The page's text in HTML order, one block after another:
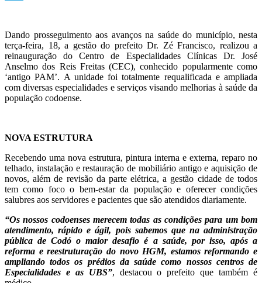
Dando prosseguimento aos avanços na saúde do município, nesta
terça-feira, 18, a gestão do prefeito Dr. Zé Francisco, realizou a
reinauguração do Centro de Especialidades Clínicas Dr. José
Anselmo dos Reis Freitas (CEC), conhecido popularmente como
‘antigo PAM’. A unidade foi totalmente requalificada e ampliada
com diversas especialidades e serviços visando melhorias à saúde da
população codoense.
NOVA ESTRUTURA
Recebendo uma nova estrutura, pintura interna e externa, reparo no
telhado, instalação e restauração de mobiliário antigo e aquisição de
novos, além de revisão da parte elétrica, a gestão cidade de todos
tem como foco o bem-estar da população e oferecer condições
salubres aos servidores e pacientes que são atendidos diariamente.
“Os nossos codoenses merecem todas as condições para um bom
atendimento, rápido e ágil, pois sabemos que na administração
pública de Codó o maior desafio é a saúde, por isso, após a
reforma e reestruturação do novo HGM, estamos reformando e
ampliando todos os prédios da saúde como nossos centros de
Especialidades e as UBS”, destacou o prefeito que também é